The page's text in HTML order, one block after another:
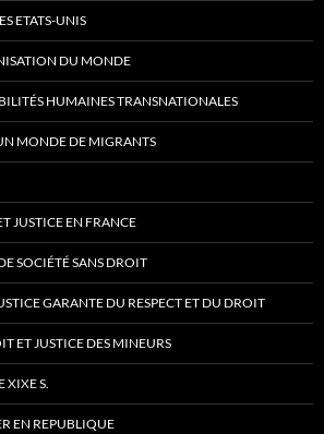
ETATS-UNIS
DU MONDE
HUMAINES TRANSNATIONALES
MONDE DE MIGRANTS
JUSTICE EN FRANCE
SOCIÉTÉ SANS DROIT
GARANTE DU RESPECT ET DU DROIT
ET JUSTICE DES MINEURS
XIXE S.
EN REPUBLIQUE